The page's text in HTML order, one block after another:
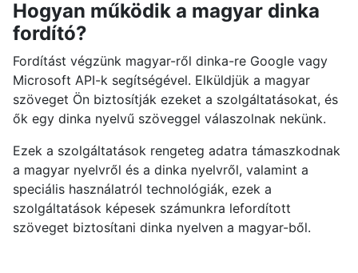
Hogyan működik a magyar dinka
fordító?
Fordítást végzünk magyar-ről dinka-re Google vagy
Microsoft API-k segítségével. Elküldjük a magyar
szöveget Ön biztosítják ezeket a szolgáltatásokat, és
ők egy dinka nyelvű szöveggel válaszolnak nekünk.
Ezek a szolgáltatások rengeteg adatra támaszkodnak
a magyar nyelvről és a dinka nyelvről, valamint a
speciális használatról technológiák, ezek a
szolgáltatások képesek számunkra lefordított
szöveget biztosítani dinka nyelven a magyar-ből.